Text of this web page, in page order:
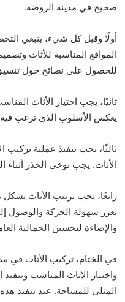
صحيح في مدينة الروضة.
أولًا وقبل كل شيء، ينبغي
المواقع المناسبة للأثاث
للحصول على نصائح حول
ثانيًا، يجب اختيار الأثاث
يعكس الأسلوب الذي ترغب فيه.
ثالثًا، يجب تنفيذ عملية تركيب
الأثاث. يجب توخي الحذر أثناء
رابعًا، يجب ترتيب الأثاث
تعزز سهولة الحركة والوصول
والإضاءة لتحسين الجمالية
في الختام، تركيب الأثاث في
واختيار الأثاث المناسب
المثلى للمساحة. عند تنفيذ